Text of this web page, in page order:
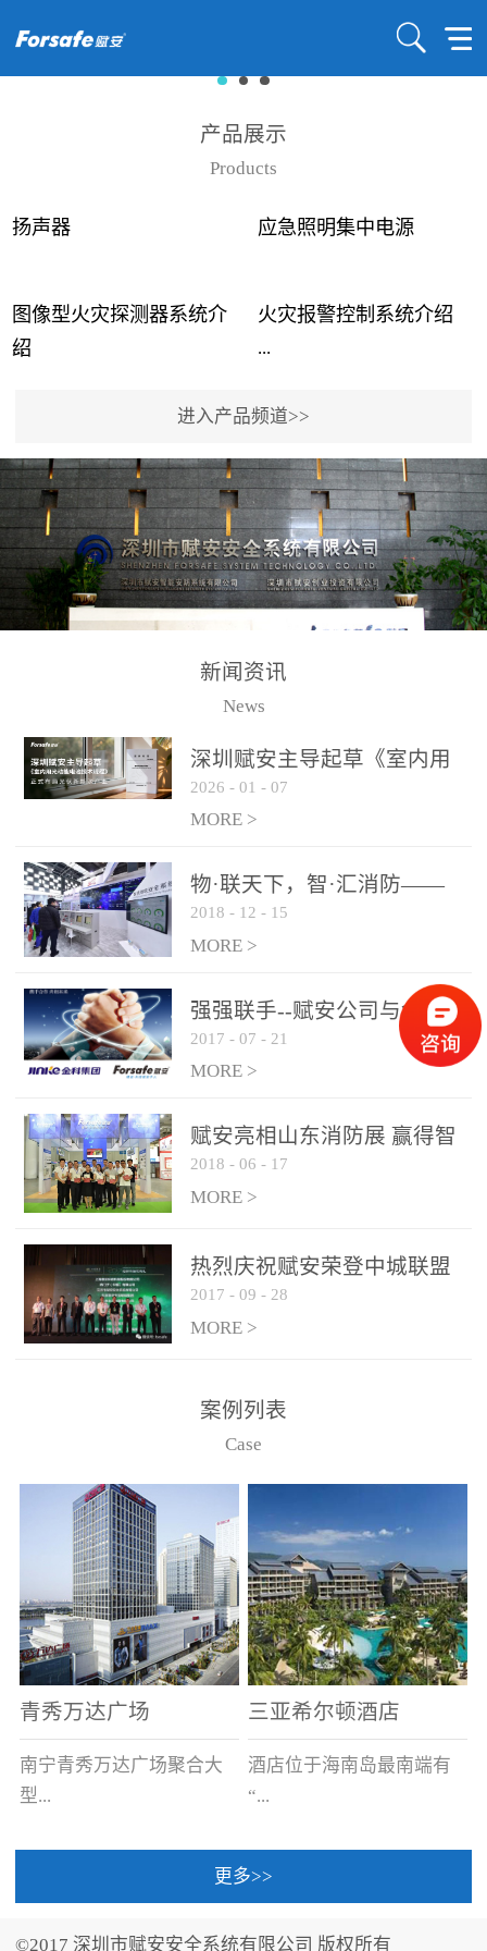
产品展示
Products
扬声器 应急照明集中电源
图像型火灾探测器系统介
绍
...
事故频发，传统的火灾探
测方法已无法满足要求。
尤其是目前众多的大型影
剧院、会议展览中心、体
育馆、大型仓库和隧道空
间等，其建筑结构特殊、
火灾隐患多。一旦发生火
传统的火灾关测器无法被
及时缺发，不能及早发现
和有效扑救火火，这不仅
力和闲难，同时也将造成
巨大的经济损失和社会影
响，基至还会造成人员伤
亡。图像型火灾探测器正
是针对这种高大空间建筑
物的消防设施、设备通过
现场图像的实时获取、预
处理和特征提取分析，实
现火焰的跟踪和识别。能
更早的进行预警，达到早
报早防的效果。 系统构
成示意图： 图像型火灾
和监控端两大部分组成。
两者之间通过以太网相
联，一台监控主机最多可
从监控主机上获取，最多
只能接6台，超过的需从现
火灾报警控制系统介绍
...
用了具有仲裁机制和冗余
校验的总线传输技术、线
路状态检测与保护技术、
后向光电感烟探测技术、
高可靠的系统抗干扰技术
等多项专利技术和专有技
警领域三十多年技术积累
和工程实践的结晶。
进入产品频道>>
新闻资讯
News
深圳赋安主导起草《室内用
光动能电池技术规程》 正式
布局光伏新能源产业
2026 - 01 - 07
MORE >
物·联天下，智·汇消防——
赋安F&S 2018上海消防展圆
满落幕
2018 - 12 - 15
MORE >
强强联手--赋安公司与金科
集团达成战略合作协议
2017 - 07 - 21
MORE >
赋安亮相山东消防展 赢得智
慧消防新荣耀
2018 - 06 - 17
MORE >
热烈庆祝赋安荣登中城联盟
联合采购战略合作平台
2017 - 09 - 28
MORE >
案例列表
Case
青秀万达广场
南宁青秀万达广场聚合大
型...
三亚希尔顿酒店
酒店位于海南岛最南端有
“...
中国的海岛天堂”之美称的
更多>>
©2017 深圳市赋安安全系统有限公司 版权所有